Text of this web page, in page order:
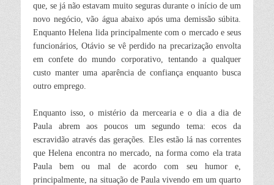
que, se já não estavam muito seguras durante o início de um
novo negócio, vão água abaixo após uma demissão súbita.
Enquanto Helena lida principalmente com o mercado e seus
funcionários, Otávio se vê perdido na precarização envolta
em confete do mundo corporativo, tentando a qualquer
custo manter uma aparência de confiança enquanto busca
outro emprego.
Enquanto isso, o mistério da mercearia e o dia a dia de
Paula abrem aos poucos um segundo tema: ecos da
escravidão através das gerações. Eles estão lá nas correntes
que Helena encontra no mercado, na forma como ela trata
Paula bem ou mal de acordo com seu humor e,
principalmente, na situação de Paula vivendo em um quarto